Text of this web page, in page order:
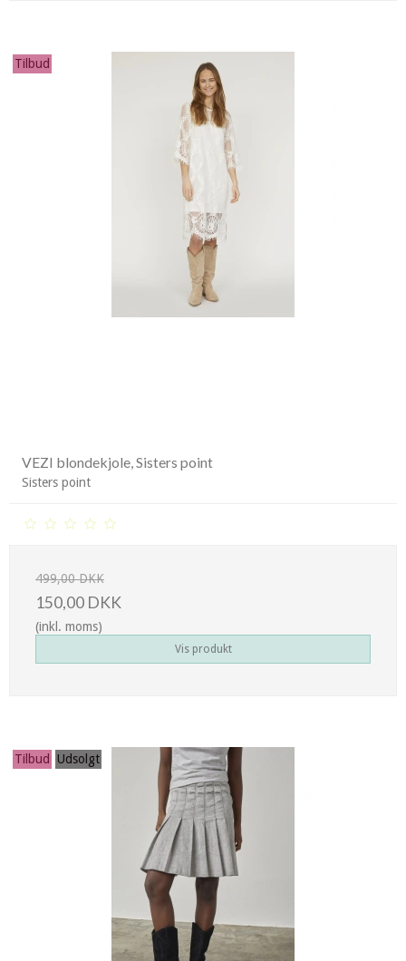
Tilbud
VEZI blondekjole, Sisters point
Sisters point
499,00 DKK
150,00 DKK
(inkl. moms)
Vis produkt
Tilbud Udsolgt